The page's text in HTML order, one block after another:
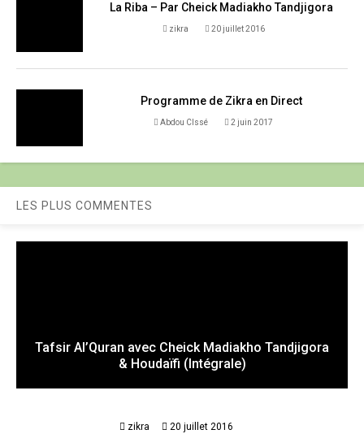
La Riba – Par Cheick Madiakho Tandjigora
zikra 20 juillet 2016
Programme de Zikra en Direct
Abdou CIssé 2 juin 2017
LES PLUS COMMENTES
Tafsir Al’Quran avec Cheick Madiakho Tandjigora
& Houdaïfi (Intégrale)
zikra 20 juillet 2016